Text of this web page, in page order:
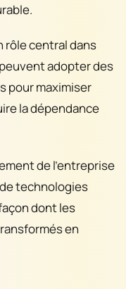
rôle central dans
peuvent adopter des
pour maximiser
la dépendance
de l’entreprise
technologies
dont les
en